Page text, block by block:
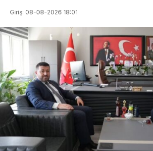
Giriş: 08-08-2026 18:01